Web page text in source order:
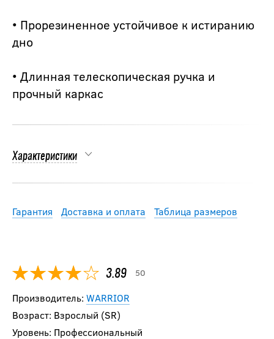
• Прорезиненное устойчивое к истиранию
дно
• Длинная телескопическая ручка и
прочный каркас
Характеристики
Гарантия Доставка и оплата Таблица размеров
3.89 50
Производитель: WARRIOR
Возраст: Взрослый (SR)
Уровень: Профессиональный